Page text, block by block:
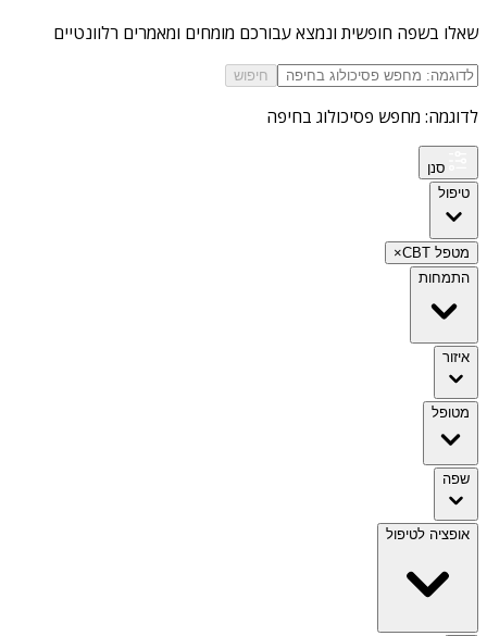
שאלו בשפה חופשית ונמצא עבורכם מומחים ומאמרים רלוונטיים
חיפוש
לדוגמה: מחפש פסיכולוג בחיפה
סנן
טיפול
מטפל CBT
×
התמחות
איזור
מטופל
שפה
אופציה לטיפול